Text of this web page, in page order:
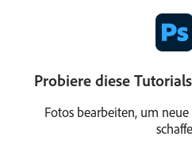
Probiere diese
Fotos bearbeiten, um